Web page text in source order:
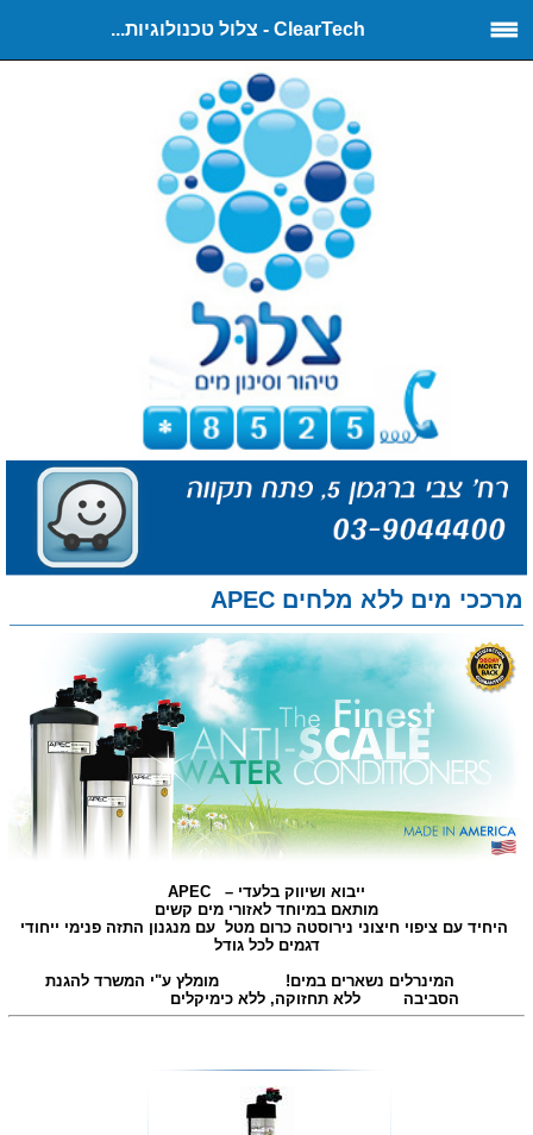
ClearTech - צלול טכנולוגיות...
מרככי מים ללא מלחים APEC
APEC – ייבוא ושיווק בלעדי
מותאם במיוחד לאזורי מים קשים
היחיד עם ציפוי חיצוני נירוסטה כרום מטל עם מנגנון התזה פנימי ייחודי
דגמים לכל גודל
המינרלים נשארים במים! מומלץ ע"י המשרד להגנת
הסביבה ללא תחזוקה, ללא כימיקלים